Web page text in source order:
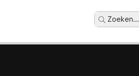
Zoeken...